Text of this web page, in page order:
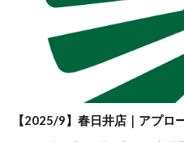
【2025/9】春日井店｜アプロ